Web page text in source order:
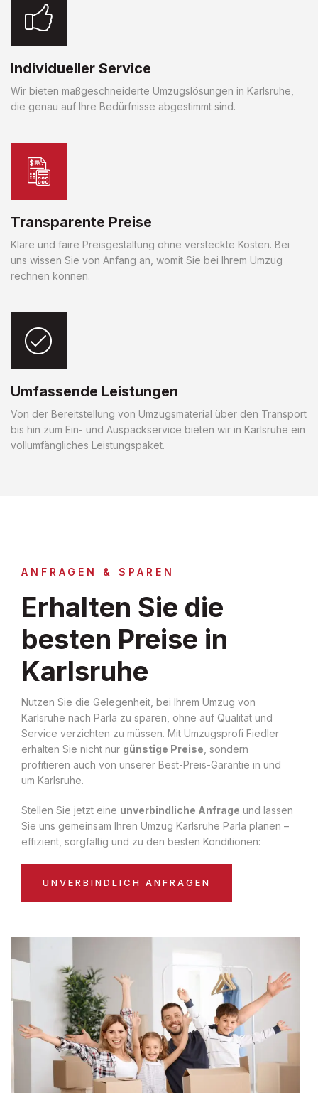
Individueller Service
Wir bieten maßgeschneiderte Umzugslösungen in Karlsruhe,
die genau auf Ihre Bedürfnisse abgestimmt sind.
Transparente Preise
Klare und faire Preisgestaltung ohne versteckte Kosten. Bei
uns wissen Sie von Anfang an, womit Sie bei Ihrem Umzug
rechnen können.
Umfassende Leistungen
Von der Bereitstellung von Umzugsmaterial über den Transport
bis hin zum Ein- und Auspackservice bieten wir in Karlsruhe ein
vollumfängliches Leistungspaket.
ANFRAGEN & SPAREN
Erhalten Sie die
besten Preise in
Karlsruhe
Nutzen Sie die Gelegenheit, bei Ihrem Umzug von
Karlsruhe nach Parla zu sparen, ohne auf Qualität und
Service verzichten zu müssen. Mit Umzugsprofi Fiedler
erhalten Sie nicht nur günstige Preise , sondern
profitieren auch von unserer Best-Preis-Garantie in und
um Karlsruhe.
Stellen Sie jetzt eine unverbindliche Anfrage und lassen
Sie uns gemeinsam Ihren Umzug Karlsruhe Parla planen –
effizient, sorgfältig und zu den besten Konditionen:
UNVERBINDLICH ANFRAGEN